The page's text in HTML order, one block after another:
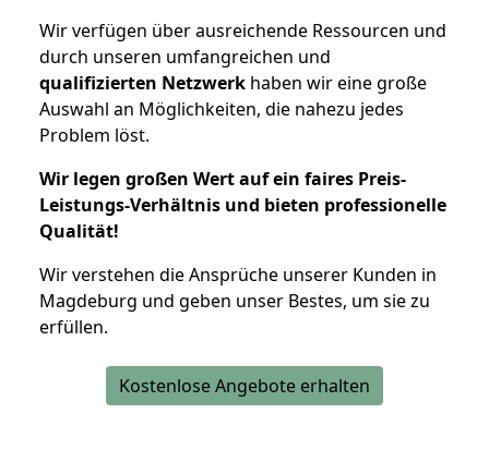
Wir verfügen über ausreichende Ressourcen und
durch unseren umfangreichen und
qualifizierten Netzwerk haben wir eine große
Auswahl an Möglichkeiten, die nahezu jedes
Problem löst.
Wir legen großen Wert auf ein faires Preis-
Leistungs-Verhältnis und bieten professionelle
Qualität!
Wir verstehen die Ansprüche unserer Kunden in
Magdeburg und geben unser Bestes, um sie zu
erfüllen.
Kostenlose Angebote erhalten